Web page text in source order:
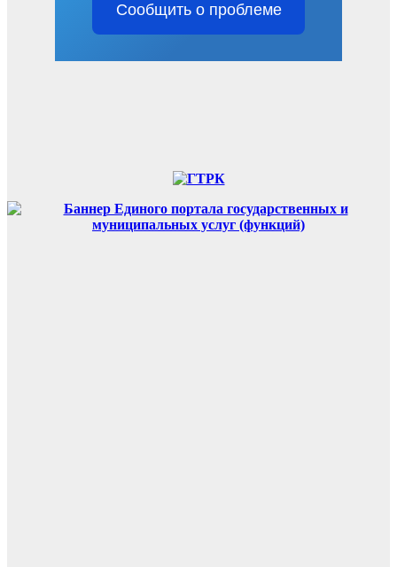
Сообщить о проблеме